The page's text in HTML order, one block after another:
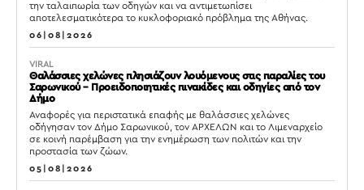
την ταλαιπωρία των οδηγών και να αντιμετωπίσει
αποτελεσματικότερα το κυκλοφοριακό πρόβλημα της Αθήνας.
06|08|2026
VIRAL
Θαλάσσιες χελώνες πλησιάζουν λουόμενους στις παραλίες του
Σαρωνικού – Προειδοποιητικές πινακίδες και οδηγίες από τον
Δήμο
Αναφορές για περιστατικά επαφής με θαλάσσιες χελώνες
οδήγησαν τον Δήμο Σαρωνικού, τον ΑΡΧΕΛΩΝ και το Λιμεναρχείο
σε κοινή παρέμβαση για την ενημέρωση των πολιτών και την
προστασία των ζώων.
05|08|2026